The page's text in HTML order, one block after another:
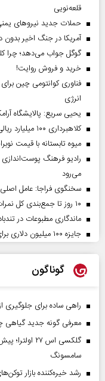
قلعه‌نویی
حملات جدید نیروهای یمنی
آمریکا در جنگ اخیر
گوگل جواب می‌دهد؛ چرا
خرید و فروش روایت!
فناوری کوانتومی چین
انرژی
یحیی سریع: پالایشگاه
کلاهبرداری ۱۰۰ میلیارد ریالی با وعده فروش لوازم خانگی نصف قیمت!
میوه تابستانه با قیمت
می‌رود
سخنگوی فراجا: عامل
۱۰ روز تا جمع‌بندی کل نمرات امتحانات نهایی
ماندگاری مطبوعات در
جایزه ۱۰۰ میلیون دلاری برای سر ترامپ
گوناگون
راهی ساده برای
معرفی گونه جدید گیاهی
گلکسی اس ۲۷
سامسونگ